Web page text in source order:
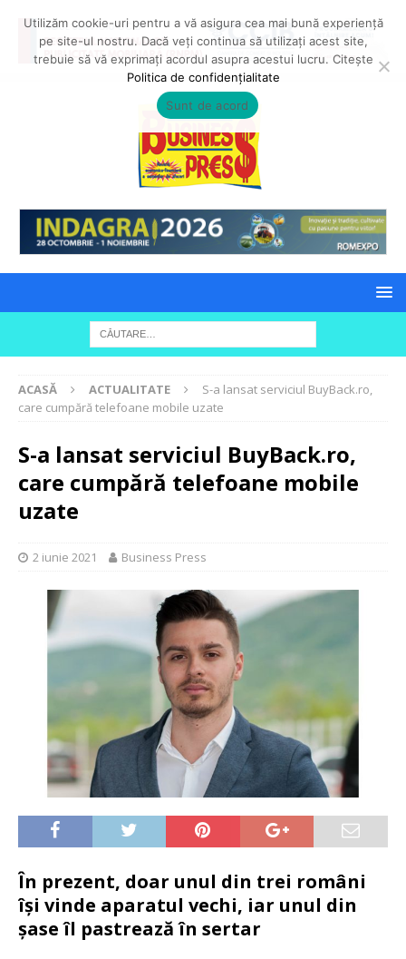
ACASĂ ACTUALITATE
S-a lansat serviciul BuyBack.ro,
care cumpără telefoane mobile uzate
S-a lansat serviciul BuyBack.ro,
care cumpără telefoane mobile
uzate
2 iunie 2021 Business Press
În prezent, doar unul din trei români
își vinde aparatul vechi, iar unul din
șase îl pastrează în sertar
Utilizăm cookie-uri pentru a vă asigura cea mai bună experiență
pe site-ul nostru. Dacă veți continua să utilizați acest site,
trebuie să vă exprimați acordul asupra acestui lucru. Citește
Politica de confidențialitate
Sunt de acord